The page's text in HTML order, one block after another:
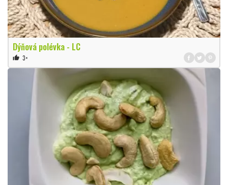
Dýňová polévka - LC
thumb_up 3×